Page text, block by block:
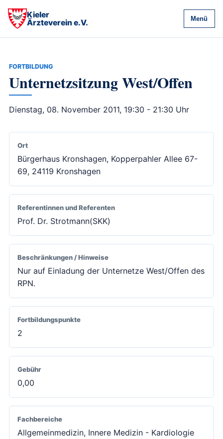
Kieler
Ärzteverein e.V.
Menü
FORTBILDUNG
Unternetzsitzung West/Offen
Dienstag, 08. November 2011, 19:30 - 21:30 Uhr
Ort
Bürgerhaus Kronshagen, Kopperpahler Allee 67-
69, 24119 Kronshagen
Referentinnen und Referenten
Prof. Dr. Strotmann(SKK)
Beschränkungen / Hinweise
Nur auf Einladung der Unternetze West/Offen des
RPN.
Fortbildungspunkte
2
Gebühr
0,00
Fachbereiche
Allgemeinmedizin, Innere Medizin - Kardiologie